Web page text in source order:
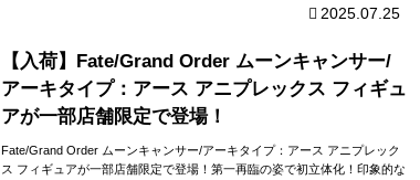
2025.07.25
【入荷】Fate/Grand Order ムーンキャンサー/
アーキタイプ：アース アニプレックス フィギュ
アが一部店舗限定で登場！
Fate/Grand Order ムーンキャンサー/アーキタイプ：アース アニプレック
ス フィギュアが一部店舗限定で登場！第一再臨の姿で初立体化！印象的な